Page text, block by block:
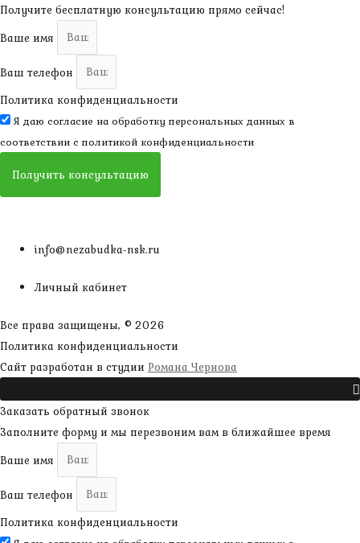
Получите бесплатную консультацию прямо сейчас!
Ваше имя
Ваш телефон
Политика конфиденциальности
Я даю согласие на обработку персональных данных в
соответствии с политикой конфиденциальности
Получить консультацию
info@nezabudka-nsk.ru
Личный кабинет
Все права защищены, © 2026
Политика конфиденциальности
Сайт разработан в студии Романа Чернова
Заказать обратный звонок
Заполните форму и мы перезвоним вам в ближайшее время
Ваше имя
Ваш телефон
Политика конфиденциальности